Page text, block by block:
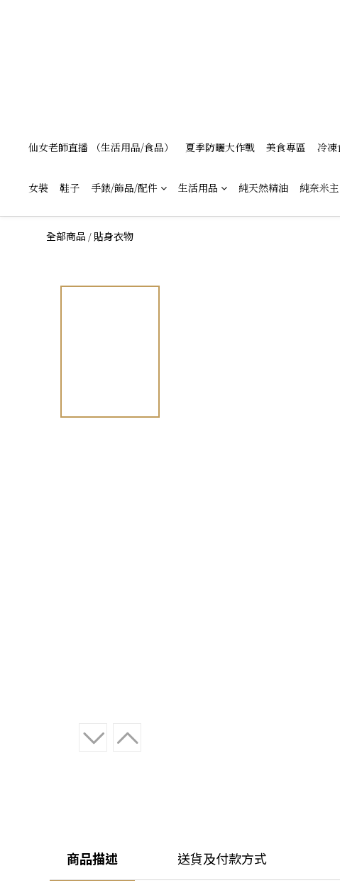
仙女老師直播 （生活用品/食品） 夏季防曬大作戰 美食專區 冷凍
女裝 鞋子 手錶/飾品/配件 生活用品 純天然精油 純奈米
全部商品 / 貼身衣物
商品描述 送貨及付款方式